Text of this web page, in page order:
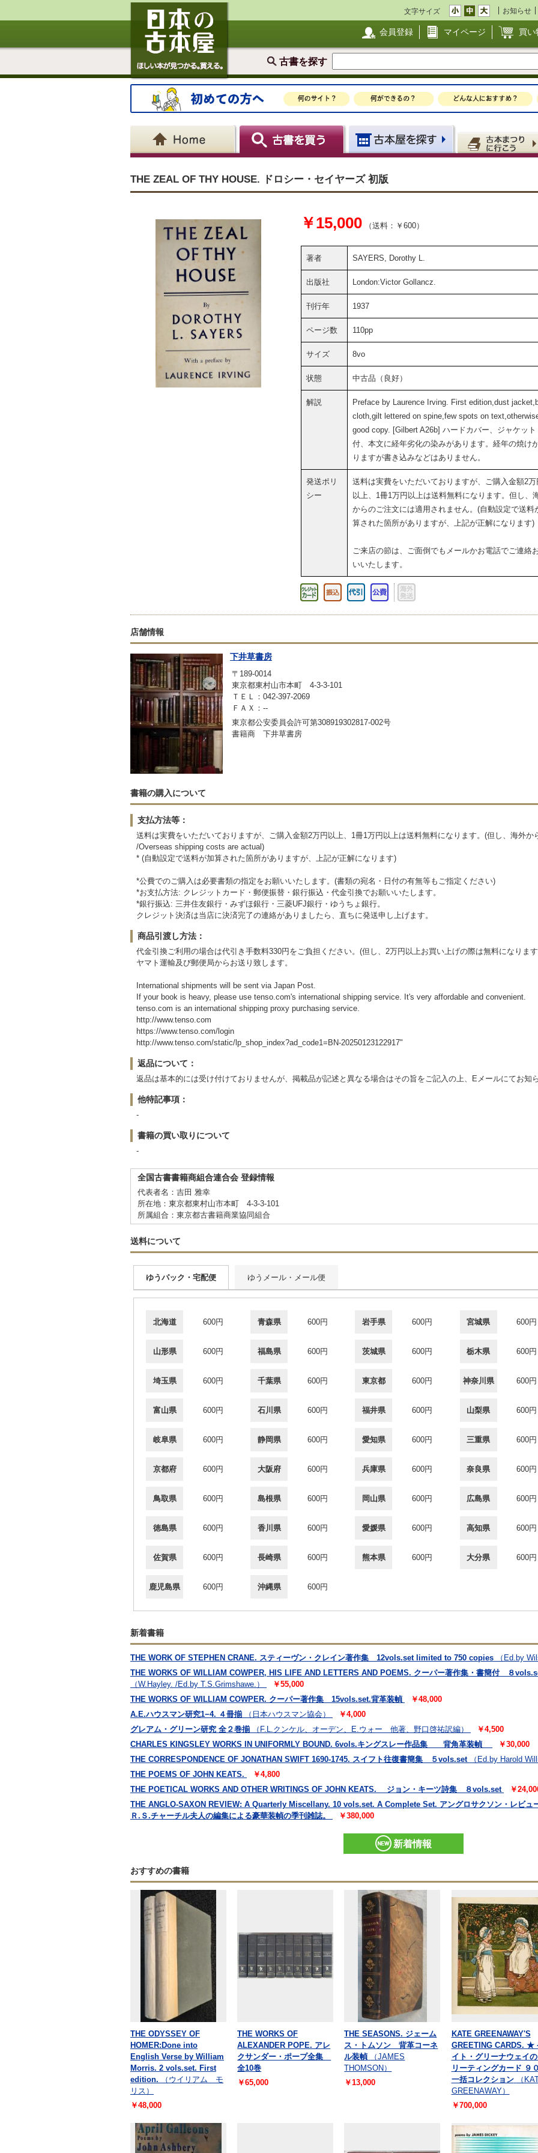
文字サイズ お知らせ
会員登録 マイページ 買い
古書を探す
THE ZEAL OF THY HOUSE. ドロシー・セイヤーズ 初版
￥15,000 （送料：￥600）
著者 SAYERS, Dorothy L.
出版社 London:Victor Gollancz.
刊行年 1937
ページ数 110pp
サイズ 8vo
状態 中古品（良好）
解説
Preface by Laurence Irving. First edition,dust
cloth,gilt lettered on spine,few spots on
good copy. [Gilbert A26b] ハードカバー、ジャケット
付、本文に経年劣化の染みがあります。経年の焼け
りますが書き込みなどはありません。
発送ポリ
シー
送料は実費をいただいておりますが、ご購入金額2万
以上、1冊1万円以上は送料無料になります。但し、
からのご注文には適用されません。(自動設定で送料
算された箇所がありますが、上記が正解になります)
ご来店の節は、ご面倒でもメールかお電話でご連絡
いいたします。
店舗情報
下井草書房
〒189-0014
東京都東村山市本町 4-3-3-101
ＴＥＬ：042-397-2069
ＦＡＸ：--
東京都公安委員会許可第308919302817-002号
書籍商 下井草書房
書籍の購入について
支払方法等：
送料は実費をいただいておりますが、ご購入金額2万円以上、1冊1万円以上は送料無料になります。(但し、海外か
/Overseas shipping costs are actual)
* (自動設定で送料が加算された箇所がありますが、上記が正解になります)
*公費でのご購入は必要書類の指定をお願いいたします。(書類の宛名・日付の有無等もご指定ください)
*お支払方法: クレジットカード・郵便振替・銀行振込・代金引換でお願いいたします。
*銀行振込: 三井住友銀行・みずほ銀行・三菱UFJ銀行・ゆうちょ銀行。
クレジット決済は当店に決済完了の連絡がありましたら、直ちに発送申し上げます。
商品引渡し方法：
代金引換ご利用の場合は代引き手数料330円をご負担ください。(但し、2万円以上お買い上げの際は無料になりま
ヤマト運輸及び郵便局からお送り致します。
International shipments will be sent via Japan Post.
If your book is heavy, please use tenso.com's international shipping service. It's very affordable and convenient.
tenso.com is an international shipping proxy purchasing service.
http://www.tenso.com
https://www.tenso.com/login
http://www.tenso.com/static/lp_shop_index?ad_code1=BN-20250123122917"
返品について：
返品は基本的には受け付けておりませんが、掲載品が記述と異なる場合はその旨をご記入の上、Eメールにてお知
他特記事項：
-
書籍の買い取りについて
-
全国古書書籍商組合連合会 登録情報
代表者名：吉田 雅幸
所在地：東京都東村山市本町 4-3-3-101
所属組合：東京都古書籍商業協同組合
送料について
ゆうパック・宅配便 ゆうメール・メール便
北海道 600円 青森県 600円 岩手県 600円 宮城県 600円
山形県 600円 福島県 600円 茨城県 600円 栃木県 600円
埼玉県 600円 千葉県 600円 東京都 600円 神奈川県 600円
富山県 600円 石川県 600円 福井県 600円 山梨県 600円
岐阜県 600円 静岡県 600円 愛知県 600円 三重県 600円
京都府 600円 大阪府 600円 兵庫県 600円 奈良県 600円
鳥取県 600円 島根県 600円 岡山県 600円 広島県 600円
徳島県 600円 香川県 600円 愛媛県 600円 高知県 600円
佐賀県 600円 長崎県 600円 熊本県 600円 大分県 600円
鹿児島県 600円 沖縄県 600円
新着書籍
THE WORK OF STEPHEN CRANE. スティーヴン・クレイン著作集 12vols.set limited to 750 copies
（Ed.by
THE WORKS OF WILLIAM COWPER, HIS LIFE AND LETTERS AND POEMS. クーパー著作集・書簡付 ８
（W.Hayley. /Ed.by T.S.Grimshawe.）
￥55,000
THE WORKS OF WILLIAM COWPER. クーパー著作集 15vols.set.背革装幀
￥48,000
A.E.ハウスマン研究1−4. ４冊揃
（日本ハウスマン協会）
￥4,000
グレアム・グリーン研究 全２巻揃
（F.L.クンケル、オーデン、E.ウォー 他著、野口啓祐訳編）
￥4,500
CHARLES KINGSLEY WORKS IN UNIFORMLY BOUND. 6vols.キングスレー作品集 背角革装幀
￥30,000
THE CORRESPONDENCE OF JONATHAN SWIFT 1690-1745. スイフト往復書簡集 ５vols.set
（Ed.by Harold
THE POEMS OF JOHN KEATS.
￥4,800
THE POETICAL WORKS AND OTHER WRITINGS OF JOHN KEATS. ジョン・キーツ詩集 ８vols.set
￥
THE ANGLO-SAXON REVIEW: A Quarterly Miscellany. 10 vols.set. A Complete Set. アングロサクソン・レビュ
Ｒ.Ｓ.チャーチル夫人の編集による豪華装幀の季刊雑誌。
￥380,000
新着情報
おすすめの書籍
THE ODYSSEY OF
HOMER:Done into
English Verse by William
Morris. 2 vols.set. First
edition.
（ウイリアム モ
リス）
￥48,000
THE WORKS OF
ALEXANDER POPE. アレ
クサンダー・ポープ全集
全10巻
￥65,000
THE SEASONS. ジェーム
ス・トムソン 背革コーネ
ル装幀
（JAMES
THOMSON）
￥13,000
KATE GREENAWAY'S
GREETING CARDS. ★
イト・グリーナウェイ
リーティングカード ９
一括コレクション
（
GREENAWAY）
￥700,000